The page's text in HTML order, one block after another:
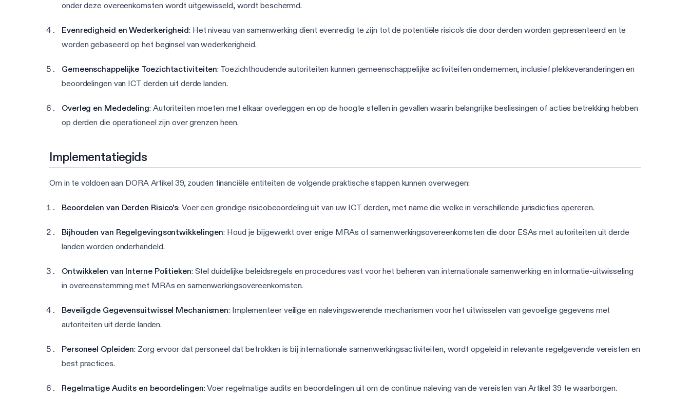
onder deze overeenkomsten wordt uitgewisseld, wordt beschermd.
Evenredigheid en Wederkerigheid: Het niveau van samenwerking dient evenredig te zijn tot de potentiële risico's die door derden worden gepresenteerd en te
worden gebaseerd op het beginsel van wederkerigheid.
Gemeenschappelijke Toezichtactiviteiten: Toezichthoudende autoriteiten kunnen gemeenschappelijke activiteiten ondernemen, inclusief plekkeveranderingen en
beoordelingen van ICT derden uit derde landen.
Overleg en Mededeling: Autoriteiten moeten met elkaar overleggen en op de hoogte stellen in gevallen waarin belangrijke beslissingen of acties betrekking hebben
op derden die operationeel zijn over grenzen heen.
Implementatiegids
Om in te voldoen aan DORA Artikel 39, zouden financiële entiteiten de volgende praktische stappen kunnen overwegen:
Beoordelen van Derden Risico's: Voer een grondige risicobeoordeling uit van uw ICT derden, met name die welke in verschillende jurisdicties opereren.
Bijhouden van Regelgevingsontwikkelingen: Houd je bijgewerkt over enige MRAs of samenwerkingsovereenkomsten die door ESAs met autoriteiten uit derde
landen worden onderhandeld.
Ontwikkelen van Interne Politieken: Stel duidelijke beleidsregels en procedures vast voor het beheren van internationale samenwerking en informatie-uitwisseling
in overeenstemming met MRAs en samenwerkingsovereenkomsten.
Beveiligde Gegevensuitwissel Mechanismen: Implementeer veilige en nalevingswerende mechanismen voor het uitwisselen van gevoelige gegevens met
autoriteiten uit derde landen.
Personeel Opleiden: Zorg ervoor dat personeel dat betrokken is bij internationale samenwerkingsactiviteiten, wordt opgeleid in relevante regelgevende vereisten en
best practices.
Regelmatige Audits en beoordelingen: Voer regelmatige audits en beoordelingen uit om de continue naleving van de vereisten van Artikel 39 te waarborgen.